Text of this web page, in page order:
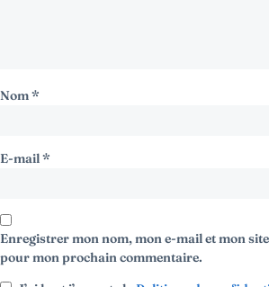
Nom*
E-mail*
Enregistrer mon nom, mon e-mail et mon
pour mon prochain commentaire.